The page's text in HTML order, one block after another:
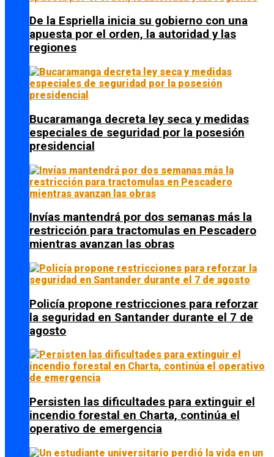
De la Espriella inicia su gobierno con una
apuesta por el orden, la autoridad y las
regiones
Bucaramanga decreta ley seca y medidas
especiales de seguridad por la posesión
presidencial
Invías mantendrá por dos semanas más la
restricción para tractomulas en Pescadero
mientras avanzan las obras
Policía propone restricciones para reforzar
la seguridad en Santander durante el 7 de
agosto
Persisten las dificultades para extinguir el
incendio forestal en Charta, continúa el
operativo de emergencia